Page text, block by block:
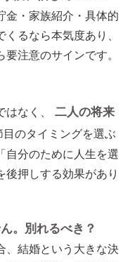
金・家族紹介・具体的
るなら本気度あり、
注意のサインです。
なく、
二人の将来
目のタイミングを選ぶ
自分のために人生を選
後押しする効果があり
。別れるべき？
、結婚という大きな決